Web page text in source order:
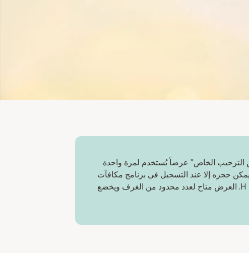
الخاص" عرضاً يُستخدم لمرة واحدة
حجزه إلا عند التسجيل في برنامج مكافآت
H Rewards. العرض متاح لعدد محدود من الغرف ويخضع